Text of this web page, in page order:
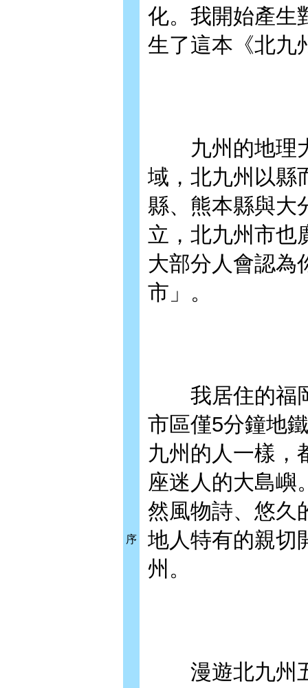
序
化。我開始產生
生了這本《北九
九州的地理大
域，北九州以縣
縣、熊本縣與大
立，北九州市也
大部分人會認為
市」。
我居住的福岡
市區僅5分鐘地
九州的人一樣，
座迷人的大島嶼
然風物詩、悠久
地人特有的親切
州。
漫遊北九州五